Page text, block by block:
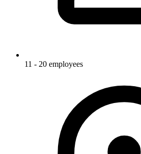
11 - 20 employees